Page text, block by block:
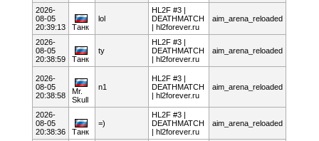
2026-
08-05
20:39:13
Танк
lol
HL2F #3 |
DEATHMATCH
| hl2forever.ru
aim_arena_reloaded
2026-
08-05
20:38:59
Танк
ty
HL2F #3 |
DEATHMATCH
| hl2forever.ru
aim_arena_reloaded
2026-
08-05
20:38:58
Mr.
Skull
n1
HL2F #3 |
DEATHMATCH
| hl2forever.ru
aim_arena_reloaded
2026-
08-05
20:38:36
Танк
=)
HL2F #3 |
DEATHMATCH
| hl2forever.ru
aim_arena_reloaded